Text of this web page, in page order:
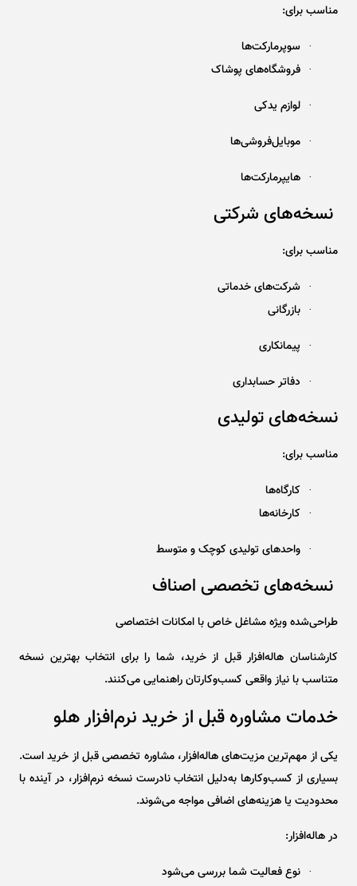
مناسب برای:
· سوپرمارکت‌ها
· فروشگاه‌های پوشاک
· لوازم یدکی
· موبایل‌فروشی‌ها
· هایپرمارکت‌ها
نسخه‌های شرکتی
مناسب برای:
· شرکت‌های خدماتی
· بازرگانی
· پیمانکاری
· دفاتر حسابداری
نسخه‌های تولیدی
مناسب برای:
· کارگاه‌ها
· کارخانه‌ها
· واحدهای تولیدی کوچک و متوسط
نسخه‌های تخصصی اصناف
طراحی‌شده ویژه مشاغل خاص با امکانات اختصاصی
کارشناسان هاله‌افزار قبل از خرید، شما را برای انتخاب بهترین نسخه
متناسب با نیاز واقعی کسب‌وکارتان راهنمایی می‌کنند.
خدمات مشاوره قبل از خرید نرم‌افزار هلو
یکی از مهم‌ترین مزیت‌های هاله‌افزار، مشاوره تخصصی قبل از خرید است.
بسیاری از کسب‌وکارها به‌دلیل انتخاب نادرست نسخه نرم‌افزار، در آینده با
محدودیت یا هزینه‌های اضافی مواجه می‌شوند.
در هاله‌افزار:
· نوع فعالیت شما بررسی می‌شود